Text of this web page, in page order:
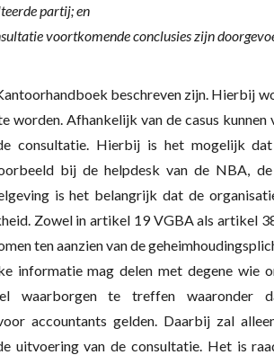
partij; en
voortkomende conclusies zijn
beschreven zijn. Hierbij
Afhankelijk van de casus kunnen
consultatie. Hierbij is het mogelijk
bij de helpdesk van de NBA,
is het belangrijk dat de
Zowel in artikel 19 VGBA als artikel
ten aanzien van de
informatie mag delen met degene wie
waarborgen te treffen waaronder
accountants gelden. Daarbij zal
uitvoering van de consultatie. Het is